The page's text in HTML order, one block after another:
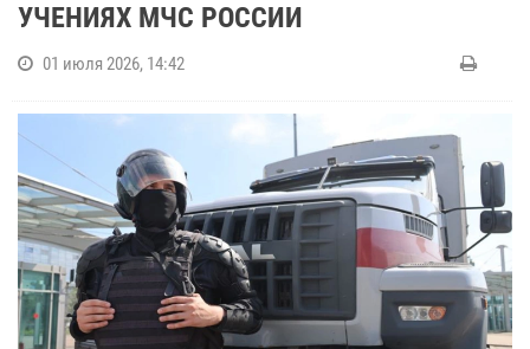
УЧЕНИЯХ МЧС РОССИИ
01 июля 2026, 14:42